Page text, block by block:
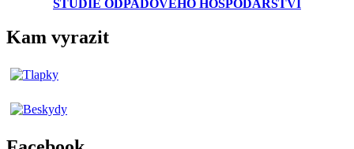
STUDIE ODPADOVÉHO HOSPODÁŘSTVÍ
Kam vyrazit